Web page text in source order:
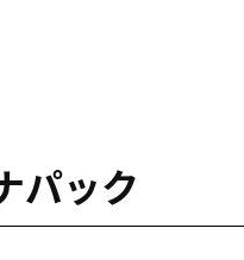
パック